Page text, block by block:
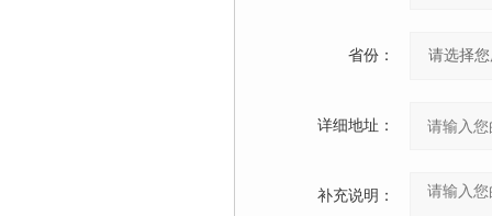
省份：
详细地址：
补充说明：